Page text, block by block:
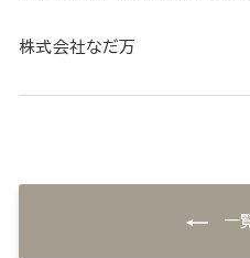
株式会社なだ万
一